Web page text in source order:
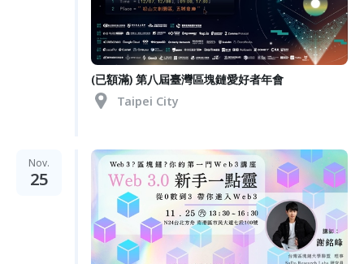
(已額滿) 第八屆臺灣區塊鏈愛好者年會
Taipei City
Nov.
25